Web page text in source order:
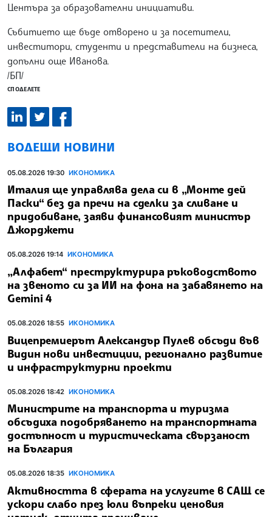
Центъра за образователни инициативи.
Събитието ще бъде отворено и за посетители,
инвеститори, студенти и представители на бизнеса,
допълни още Иванова.
/БП/
СПОДЕЛЕТЕ
ВОДЕЩИ НОВИНИ
05.08.2026 19:30 ИКОНОМИКА
Италия ще управлява дела си в „Монте дей
Паски“ без да пречи на сделки за сливане и
придобиване, заяви финансовият министър
Джорджети
05.08.2026 19:14 ИКОНОМИКА
„Алфабет“ преструктурира ръководството
на звеното си за ИИ на фона на забавянето на
Gemini 4
05.08.2026 18:55 ИКОНОМИКА
Вицепремиерът Александър Пулев обсъди във
Видин нови инвестиции, регионално развитие
и инфраструктурни проекти
05.08.2026 18:42 ИКОНОМИКА
Министрите на транспорта и туризма
обсъдиха подобряването на транспортната
достъпност и туристическата свързаност
на България
05.08.2026 18:35 ИКОНОМИКА
Активността в сферата на услугите в САЩ се
ускори слабо през юли въпреки ценовия